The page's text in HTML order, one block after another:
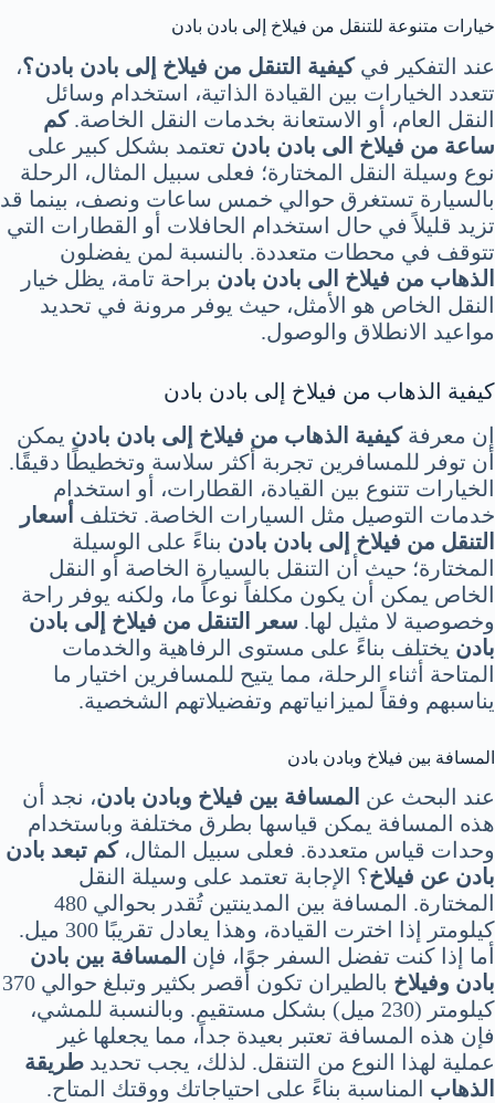
خيارات متنوعة للتنقل من فيلاخ إلى بادن بادن
عند التفكير فيكيفية التنقل من فيلاخ إلى بادن بادن؟،
تتعدد الخيارات بين القيادة الذاتية، استخدام وسائل
النقل العام، أو الاستعانة بخدمات النقل الخاصة.كم
ساعة من فيلاخ الى بادن بادن تعتمد بشكل كبير على
نوع وسيلة النقل المختارة؛ فعلى سبيل المثال، الرحلة
بالسيارة تستغرق حوالي خمس ساعات ونصف، بينما قد
تزيد قليلاً في حال استخدام الحافلات أو القطارات التي
تتوقف في محطات متعددة. بالنسبة لمن يفضلون
الذهاب من فيلاخ الى بادن بادن براحة تامة، يظل خيار
النقل الخاص هو الأمثل، حيث يوفر مرونة في تحديد
مواعيد الانطلاق والوصول.
كيفية الذهاب من فيلاخ إلى بادن بادن
إن معرفةكيفية الذهاب من فيلاخ إلى بادن بادن يمكن
أن توفر للمسافرين تجربة أكثر سلاسة وتخطيطًا دقيقًا.
الخيارات تتنوع بين القيادة، القطارات، أو استخدام
خدمات التوصيل مثل السيارات الخاصة. تختلف أسعار
التنقل من فيلاخ إلى بادن بادن بناءً على الوسيلة
المختارة؛ حيث أن التنقل بالسيارة الخاصة أو النقل
الخاص يمكن أن يكون مكلفاً نوعاً ما، ولكنه يوفر راحة
وخصوصية لا مثيل لها. سعر التنقل من فيلاخ إلى بادن
بادن يختلف بناءً على مستوى الرفاهية والخدمات
المتاحة أثناء الرحلة، مما يتيح للمسافرين اختيار ما
يناسبهم وفقاً لميزانياتهم وتفضيلاتهم الشخصية.
المسافة بين فيلاخ وبادن بادن
عند البحث عن المسافة بين فيلاخ وبادن بادن، نجد أن
هذه المسافة يمكن قياسها بطرق مختلفة وباستخدام
وحدات قياس متعددة. فعلى سبيل المثال،كم تبعد بادن
بادن عن فيلاخ؟ الإجابة تعتمد على وسيلة النقل
المختارة. المسافة بين المدينتين تُقدر بحوالي 480
كيلومتر إذا اخترت القيادة، وهذا يعادل تقريبًا 300 ميل.
أما إذا كنت تفضل السفر جوًا، فإن المسافة بين بادن
بادن وفيلاخ
بالطيران تكون أقصر بكثير وتبلغ حوالي 370
كيلومتر (230 ميل) بشكل مستقيم. وبالنسبة للمشي،
فإن هذه المسافة تعتبر بعيدة جداً، مما يجعلها غير
عملية لهذا النوع من التنقل. لذلك، يجب تحديد طريقة
الذهاب المناسبة بناءً على احتياجاتك ووقتك المتاح.